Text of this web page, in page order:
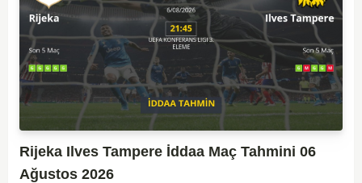
Rijeka Ilves Tampere İddaa Maç Tahmini 06
Ağustos 2026